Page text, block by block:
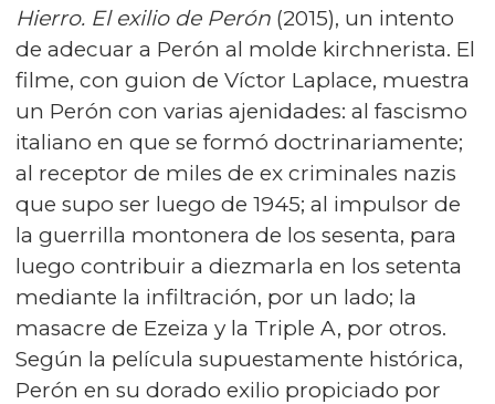
Hierro. El exilio de Perón (2015), un intento
de adecuar a Perón al molde kirchnerista. El
filme, con guion de Víctor Laplace, muestra
un Perón con varias ajenidades: al fascismo
italiano en que se formó doctrinariamente;
al receptor de miles de ex criminales nazis
que supo ser luego de 1945; al impulsor de
la guerrilla montonera de los sesenta, para
luego contribuir a diezmarla en los setenta
mediante la infiltración, por un lado; la
masacre de Ezeiza y la Triple A, por otros.
Según la película supuestamente histórica,
Perón en su dorado exilio propiciado por